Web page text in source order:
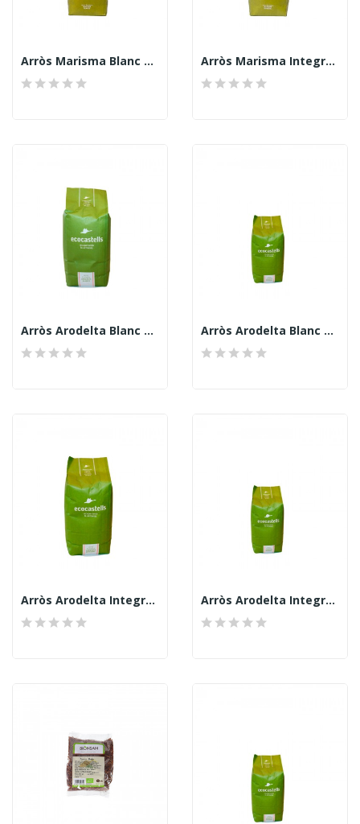
Arròs Marisma Blanc Ecològic 1kg. EcoCastells Arròs Marisma Integral Ecològic 1kg. EcoCastells
Arròs Arodelta Blanc 1kg, EcoCastells Arròs Arodelta Blanc 500grs, EcoCastells
Arròs Arodelta Integral 1kg, EcoCastells Arròs Arodelta Integral 500grs, EcoCastells